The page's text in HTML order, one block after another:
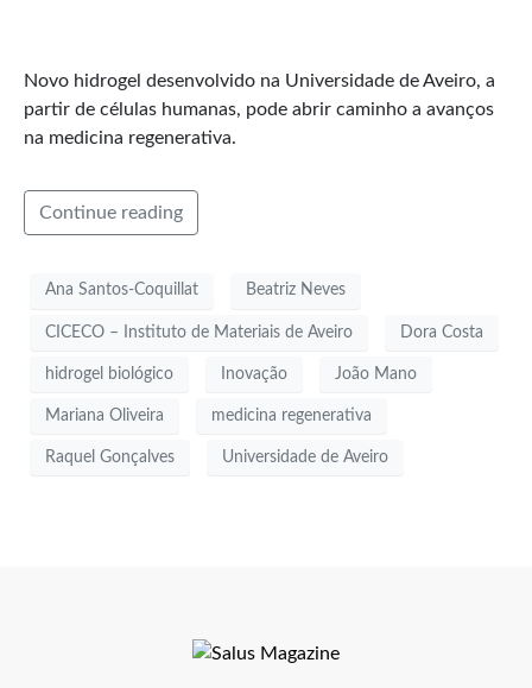
Novo hidrogel desenvolvido na Universidade de Aveiro, a
partir de células humanas, pode abrir caminho a avanços
na medicina regenerativa.
Continue reading
Ana Santos-Coquillat Beatriz Neves
CICECO – Instituto de Materiais de Aveiro Dora Costa
hidrogel biológico Inovação João Mano
Mariana Oliveira medicina regenerativa
Raquel Gonçalves Universidade de Aveiro